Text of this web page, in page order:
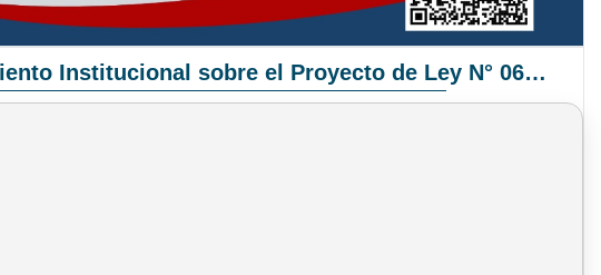
Pronunciamiento Institucional sobre el Proyecto de Ley N° 068/2025-2026 C.S.